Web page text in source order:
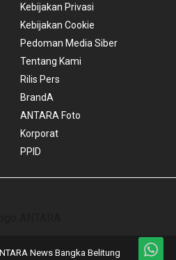
Kebijakan Privasi
Kebijakan Cookie
Pedoman Media Siber
Tentang Kami
Rilis Pers
BrandA
ANTARA Foto
Korporat
PPID
News Bangka Belitung